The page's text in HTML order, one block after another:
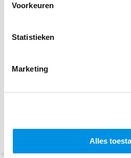
Voorkeuren
Statistieken
Marketing
Alles